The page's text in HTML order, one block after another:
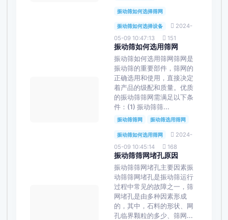
振动筛如何选择筛网
振动筛如何选择设备
2024-
05-09 10:47:13
151
振动筛如何选用筛网
振动筛如何选用筛网筛网是
振动筛的重要部件，筛网的
正确选用和使用，直接决定
着产品的级配和质量。优质
的振动筛筛网需满足以下条
件：(1) 振动筛筛...
振动筛筛网 振动筛选用筛网
振动筛如何选用筛网
2024-
05-09 10:45:14
168
振动筛筛网堵孔原因
振动筛筛网堵孔主要因素振
动筛筛网堵孔是振动筛运行
过程中常见的故障之一，筛
网堵孔是由多种因素形成
的，其中，石料的形状、网
孔临界颗粒的多少、筛网...